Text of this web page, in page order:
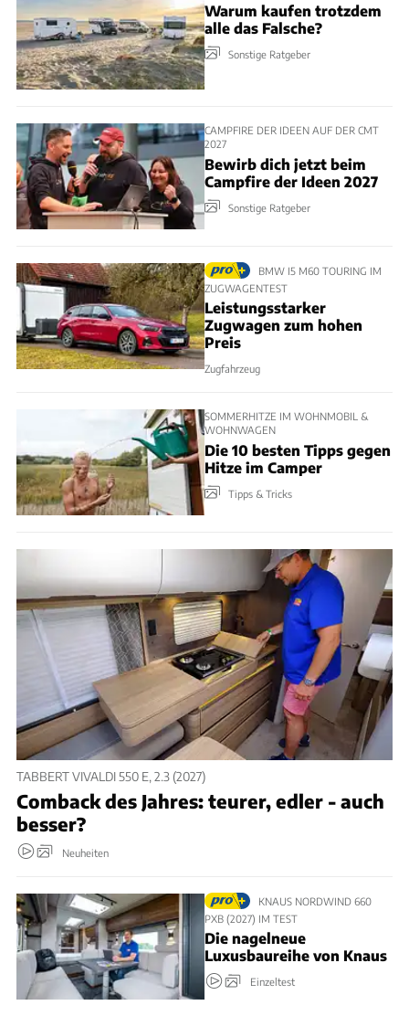
Warum kaufen trotzdem
alle das Falsche?
Sonstige Ratgeber
CAMPFIRE DER IDEEN AUF DER CMT
2027
Bewirb dich jetzt beim
Campfire der Ideen 2027
Sonstige Ratgeber
BMW I5 M60 TOURING IM
ZUGWAGENTEST
Leistungsstarker
Zugwagen zum hohen
Preis
Zugfahrzeug
SOMMERHITZE IM WOHNMOBIL &
WOHNWAGEN
Die 10 besten Tipps gegen
Hitze im Camper
Tipps & Tricks
TABBERT VIVALDI 550 E, 2.3 (2027)
Comback des Jahres: teurer, edler - auch
besser?
Neuheiten
KNAUS NORDWIND 660
PXB (2027) IM TEST
Die nagelneue
Luxusbaureihe von Knaus
Einzeltest